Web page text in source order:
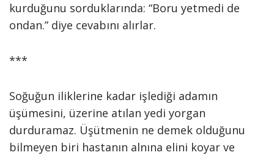
kurduğunu sorduklarında: “Boru yetmedi de
ondan.” diye cevabını alırlar.
***
Soğuğun iliklerine kadar işlediği adamın
üşümesini, üzerine atılan yedi yorgan
durduramaz. Üşütmenin ne demek olduğunu
bilmeyen biri hastanın alnına elini koyar ve